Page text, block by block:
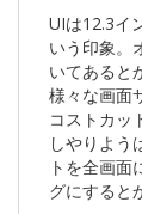
UIは12.3イ
いう印象。
いてあると
様々な画面
コストカッ
しやりよう
トを全画
グにすると